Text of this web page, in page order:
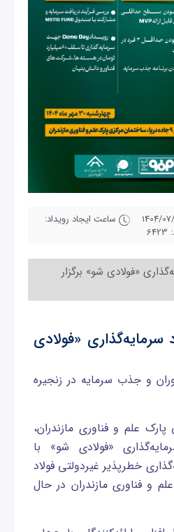
ساعت ایجاد رویداد:
«فولادی شو» برگزار
سرمایه‌گذاری «فولادی
و جذب سرمایه در زنجیره
علم و فناوری مازندران،
«فولادی شو» با
خطرپذیر غیردولتی فولاد
و فناوری مازندران در حال